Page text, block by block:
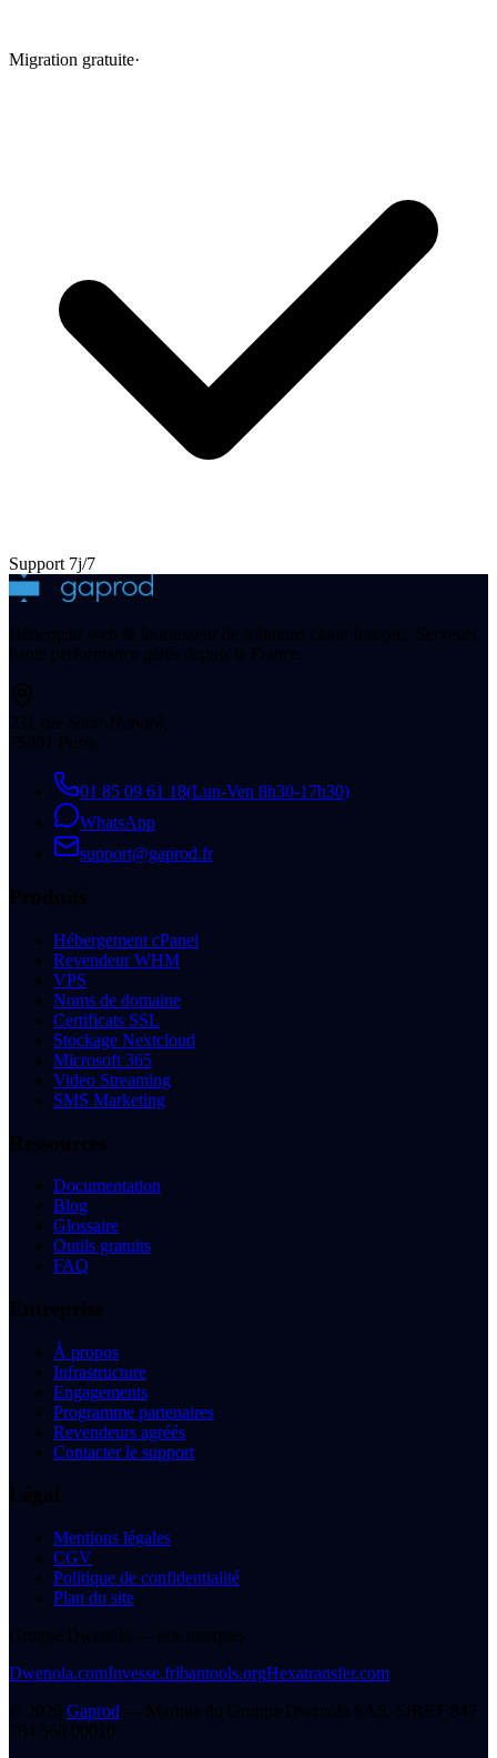
Migration gratuite·
Support 7j/7
01 85 09 61 18(Lun-Ven 8h30-17h30)
WhatsApp
support@gaprod.fr
Hébergement cPanel
Revendeur WHM
VPS
Noms de domaine
Certificats SSL
Stockage Nextcloud
Microsoft 365
Video Streaming
SMS Marketing
Documentation
Blog
Glossaire
Outils gratuits
FAQ
À propos
Infrastructure
Engagements
Programme partenaires
Revendeurs agréés
Contacter le support
Mentions légales
CGV
Politique de confidentialité
Plan du site
Dwenola.comInvesse.fribantools.orgHexatransfer.com
Gaprod